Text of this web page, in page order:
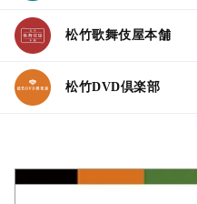
松竹歌舞伎屋本舗
松竹DVD倶楽部